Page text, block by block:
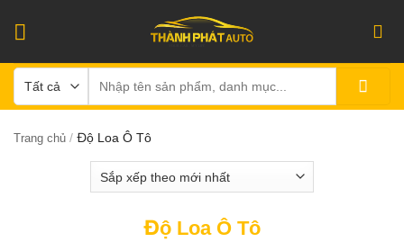
kiếm:
Trang chủ / Độ Loa Ô Tô
Độ Loa Ô Tô